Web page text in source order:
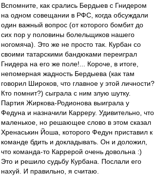
Вспомните, как срались Бердыев с Гнидером
на одном совещании в РФС, когда обсуждали
один важный вопрос (от которого бомбит до
сих пор у половины болельщиков нашего
ногомяча). Это же не просто так. Курбан со
своими татарскими бандюками переиграл
Гнидера на его же поле!... Короче, в итоге,
непомерная жадность Бердыева (как там
говорил Широков, что главное у этой личности?
Кто помнит?) сыграла с ним злую шутку.
Партия Жиркова-Родионова выиграла у
Федуна и назначили Карреру. Удивительно, что
маленькое, но решающее слово в этом сказал
Хренаськин Йоша, которого Федун приставил к
команде бдить и докладывать. Он и доложил,
что команда-то Каррерой очень довольна :)
Это и решило судьбу Курбана. Послали его
нахуй. И правильно, я считаю.